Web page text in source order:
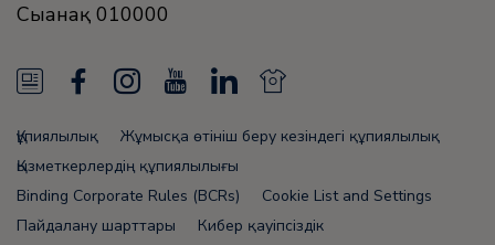
Сығанақ 010000
N
e
w
s
c
e
I
s
t
u
T
L
n
k
N
s
Құпиялылық
Жұмысқа өтініш беру кезіндегі құпиялылық
Қызметкерлердің құпиялылығы
Binding Corporate Rules (BCRs)
Cookie List and Settings
Пайдалану шарттары
Кибер қауіпсіздік